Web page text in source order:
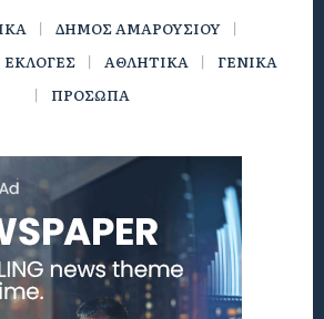
ΔΗΜΟΣ ΑΜΑΡΟΥΣΙΟΥ
ΕΚΛΟΓΕΣ ΑΘΛΗΤΙΚΑ
ΓΕΝΙΚΑ
ΠΡΟΣΩΠΑ